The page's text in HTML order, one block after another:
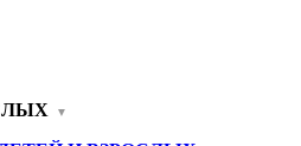
▼